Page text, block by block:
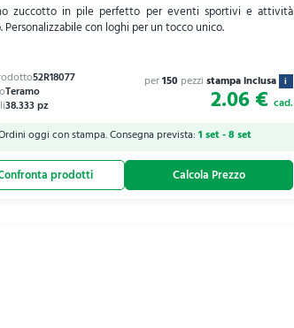
zuccotto in pile perfetto per eventi sportivi e attività
Personalizzabile con loghi per un tocco unico.
per150 pezzi stampa inclusa i
2.06 € cad.
oggi con stampa. Consegna prevista: 1 set - 8 set
Calcola Prezzo